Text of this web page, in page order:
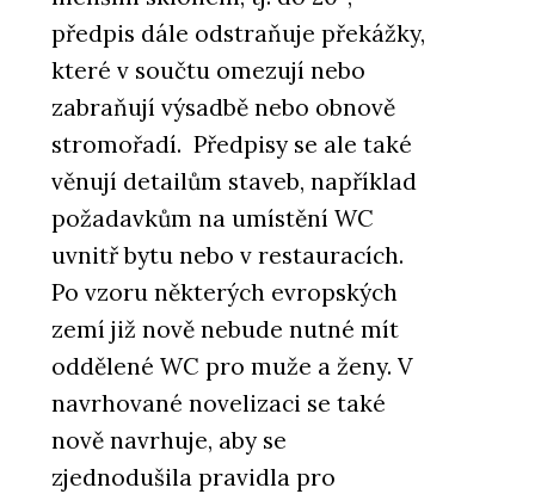
předpis dále odstraňuje překážky,
které v součtu omezují nebo
zabraňují výsadbě nebo obnově
stromořadí. Předpisy se ale také
věnují detailům staveb, například
požadavkům na umístění WC
uvnitř bytu nebo v restauracích.
Po vzoru některých evropských
zemí již nově nebude nutné mít
oddělené WC pro muže a ženy. V
navrhované novelizaci se také
nově navrhuje, aby se
zjednodušila pravidla pro